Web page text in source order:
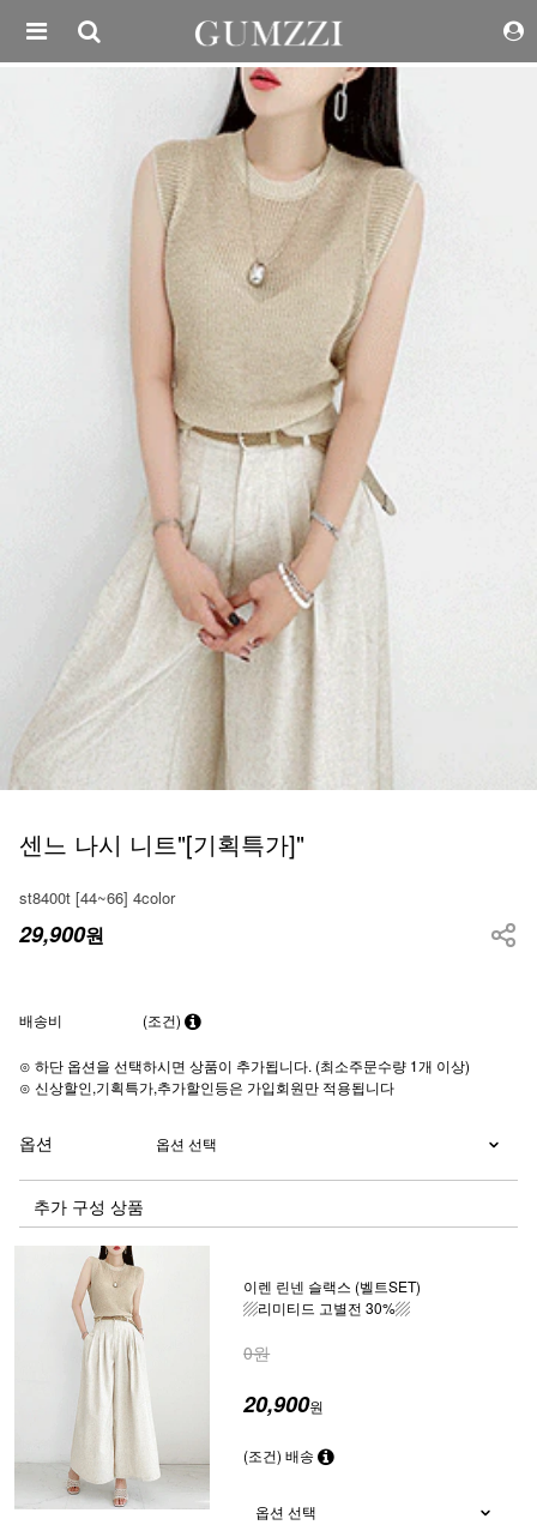
센느 나시 니트"[기획특가]"
st8400t [44~66] 4color
29,900원
배송비 (조건)
⊙ 하단 옵션을 선택하시면 상품이 추가됩니다. (최소주문수량 1개 이상)
⊙ 신상할인,기획특가,추가할인등은 가입회원만 적용됩니다
옵션
추가 구성 상품
이렌 린넨 슬랙스 (벨트SET)
▨리미티드 고별전 30%▨
0원
20,900원
(조건) 배송